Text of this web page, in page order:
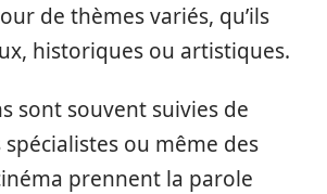
de thèmes variés, qu’ils
historiques ou artistiques.
sont souvent suivies de
ou même des
prennent la parole